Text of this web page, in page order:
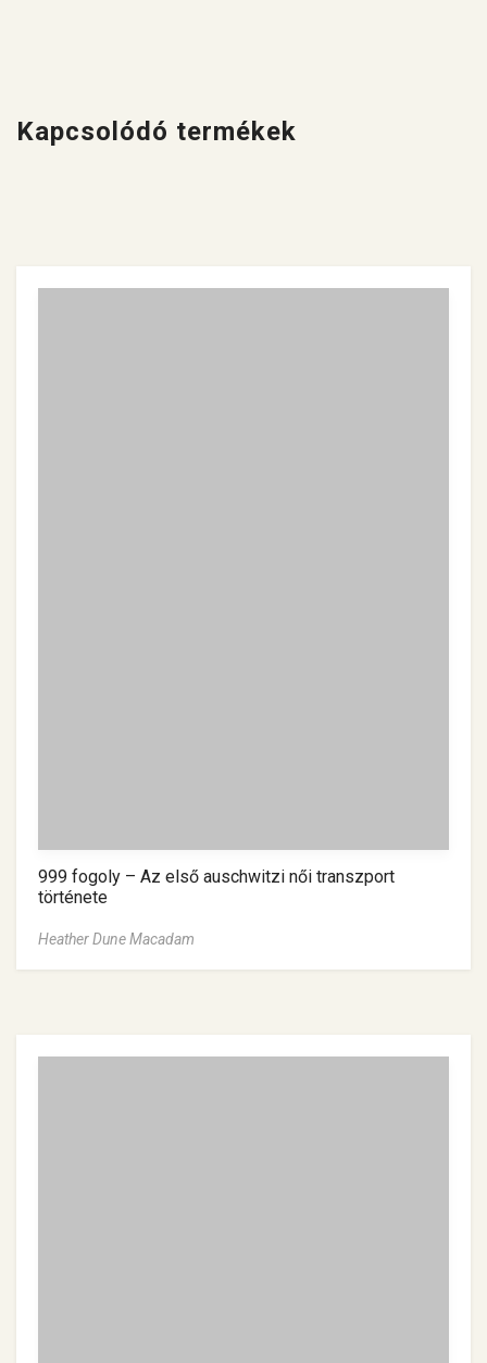
Kapcsolódó termékek
999 fogoly – Az első auschwitzi női transzport
története
Heather Dune Macadam